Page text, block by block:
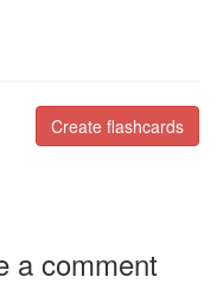
Create flashcards
a comment